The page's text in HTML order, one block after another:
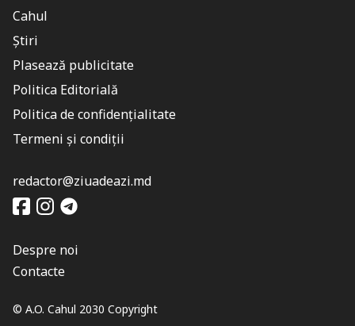
© A.O. Cahul 2030 Copyright
Cahul
Știri
Plasează publicitate
Politica Editorială
Politica de confidențialitate
Termeni și condiții
redactor@ziuadeazi.md
Despre noi
Contacte